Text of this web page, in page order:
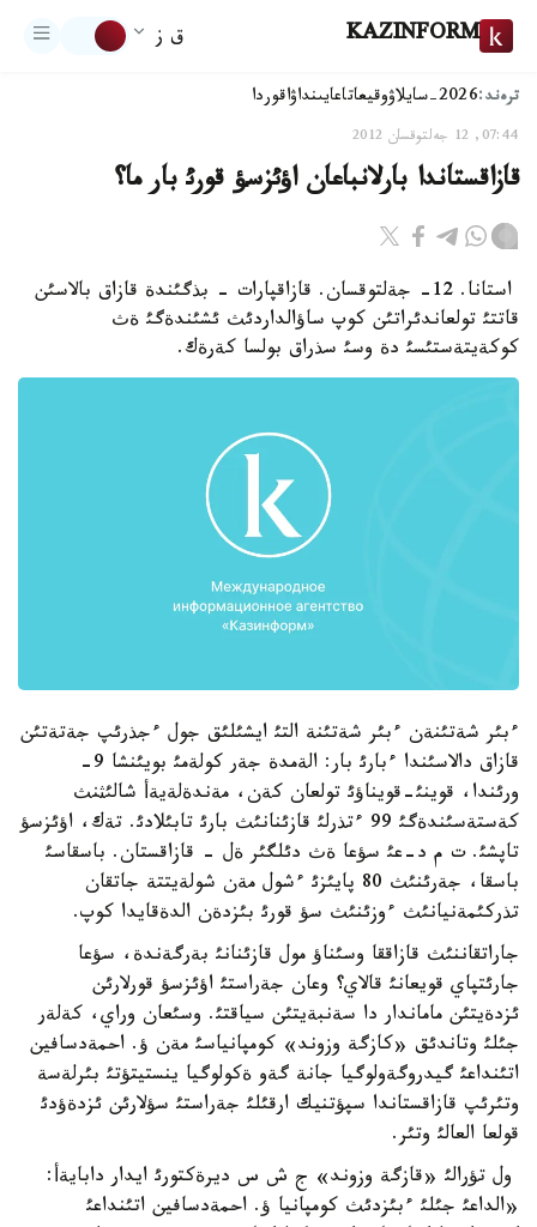
KAZINFORM ق ز
ترەند:2026-سايلاۋ وقيعاتاعايىنداۋاقوردا
07:44, 12 جەلتوقسان 2012
قازاقستاندا بارلانباعان اؤئزسؤ قورئ بار ما؟
استانا. 12- جةلتوقسان. قازاقپارات - بذگئندة قازاق بالاسئن
قاتتئ تولعاندئراتئن كوپ ساؤالداردئث ئشئندةگئ ةث
كوكةيتةستئسئ دة وسئ سذراق بولسا كةرةك.
ءبئر شةتئنةن ءبئر شةتئنة التئ ايشئلئق جول ءجذرئپ جةتةتئن
قازاق دالاسئندا ءبارئ بار: الةمدة جةر كولةمئ بويئنشا 9-
ورئندا، قوينئ-قويناؤئ تولعان كةن، مةندةلةيةأ شالئثنث
كةستةسئندةگئ 99 ءتذرلئ قازئنانئث بارئ تابئلادئ. تةك، اؤئزسؤ
تاپشئ. ت م د-عئ سؤعا ةث دئلگئر ةل - قازاقستان. باسقاسئ
باسقا، جةرئنئث 80 پايئزئ ءشول مةن شولةيتتة جاتقان
تذركئمةنيانئث ءوزئنئث سؤ قورئ بئزدةن الدةقايدا كوپ.
جاراتقاننئث قازاققا وسئناؤ مول قازئنانئ بةرگةندة، سؤعا
جارئتپاي قويعانئ قالاي؟ وعان جةراستئ اؤئزسؤ قورلارئن
ئزدةيتئن ماماندار دا سةنبةيتئن سياقتئ. وسئعان وراي، كةلةر
جئلئ وتاندئق «كازگة وزوند» كومپانياسئ مةن ؤ. احمةدسافين
اتئنداعئ گيدروگةولوگيا جانة گةو ةكولوگيا ينستيتؤتئ بئرلةسة
وتئرئپ قازاقستاندا سپؤتنيك ارقئلئ جةراستئ سؤلارئن ئزدةؤدئ
قولعا العالئ وتئر.
ول تؤرالئ «قازگة وزوند» ج ش س ديرةكتورئ ايدار دابايةأ:
«الداعئ جئلئ ءبئزدئث كومپانيا ؤ. احمةدسافين اتئنداعئ